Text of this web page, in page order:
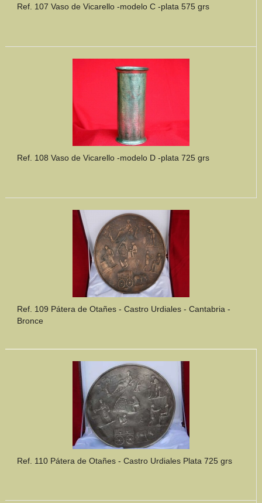
Ref. 107 Vaso de Vicarello -modelo C -plata 575 grs
Ref. 108 Vaso de Vicarello -modelo D -plata 725 grs
Ref. 109 Pátera de Otañes - Castro Urdiales - Cantabria -
Bronce
Ref. 110 Pátera de Otañes - Castro Urdiales Plata 725 grs